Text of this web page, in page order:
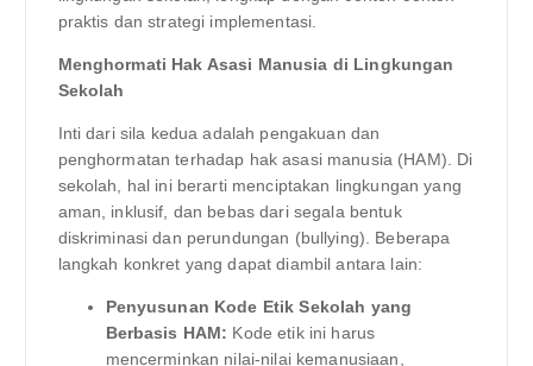
praktis dan strategi implementasi.
Menghormati Hak Asasi Manusia di Lingkungan
Sekolah
Inti dari sila kedua adalah pengakuan dan
penghormatan terhadap hak asasi manusia (HAM). Di
sekolah, hal ini berarti menciptakan lingkungan yang
aman, inklusif, dan bebas dari segala bentuk
diskriminasi dan perundungan (bullying). Beberapa
langkah konkret yang dapat diambil antara lain:
Penyusunan Kode Etik Sekolah yang
Berbasis HAM: Kode etik ini harus
mencerminkan nilai-nilai kemanusiaan,